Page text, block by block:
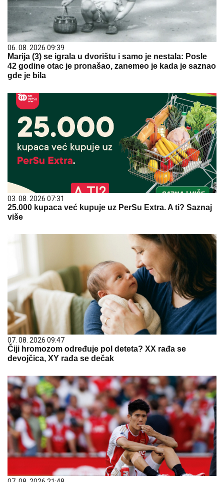
06. 08. 2026 09:39
Marija (3) se igrala u dvorištu i samo je nestala: Posle
42 godine otac je pronašao, zanemeo je kada je saznao
gde je bila
03. 08. 2026 07:31
25.000 kupaca već kupuje uz PerSu Extra. A ti? Saznaj
više
07. 08. 2026 09:47
Čiji hromozom određuje pol deteta? XX rađa se
devojčica, XY rađa se dečak